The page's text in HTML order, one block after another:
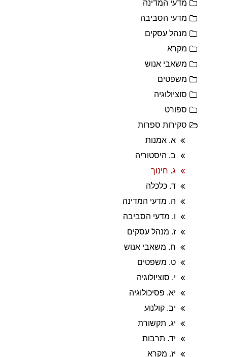
מדעי המדינה
מדעי הסביבה
מנהל עסקים
מקרא
משאבי אנוש
משפטים
סוציולוגיה
ספורט
סקירות ספרות
א. אמנות
ב. היסטוריה
ג. חינוך
ד. כלכלה
ה. מדעי המדינה
ו. מדעי הסביבה
ז. מנהל עסקים
ח. משאבי אנוש
ט. משפטים
י. סוציולוגיה
יא. פסיכולוגיה
יב. קולנוע
יג. תקשורת
יד. תרבות
יז. מקרא